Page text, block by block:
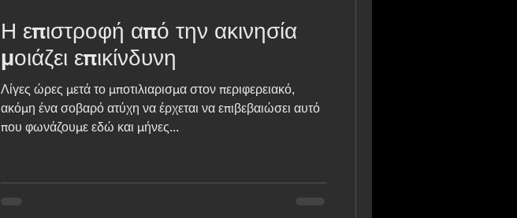
Η επιστροφή από την ακινησία
μοιάζει επικίνδυνη
Λίγες ώρες μετά το μποτιλιαρισμα στον περιφερειακό,
ακόμη ένα σοβαρό ατύχη να έρχεται να επιβεβαιώσει αυτό
που φωνάζουμε εδώ και μήνες...